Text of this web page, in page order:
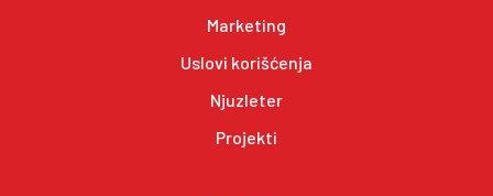
Marketing
Uslovi korišćenja
Njuzleter
Projekti